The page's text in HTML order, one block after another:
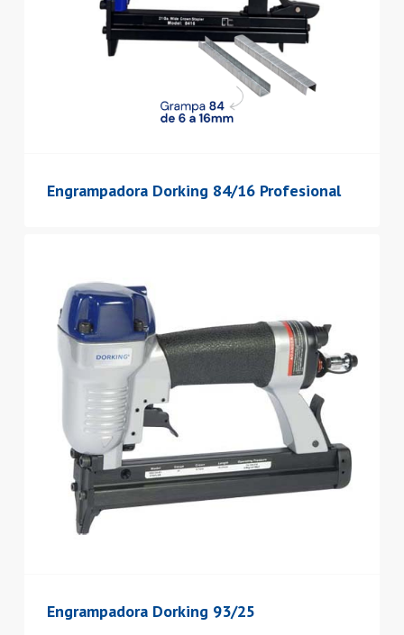
Engrampadora Dorking 84/16 Profesional
Engrampadora Dorking 93/25